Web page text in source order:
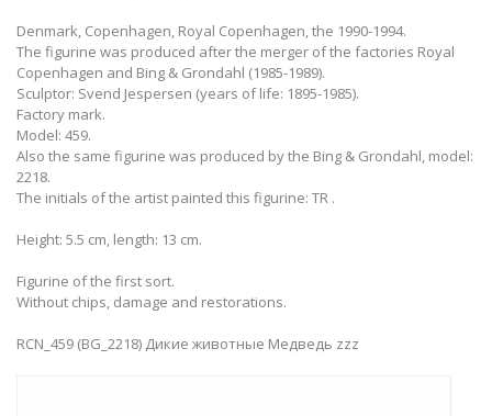
Denmark, Copenhagen, Royal Copenhagen, the 1990-1994.
The figurine was produced after the merger of the factories Royal
Copenhagen and Bing & Grondahl (1985-1989).
Sculptor: Svend Jespersen (years of life: 1895-1985).
Factory mark.
Model: 459.
Also the same figurine was produced by the Bing & Grondahl, model:
2218.
The initials of the artist painted this figurine: TR .
Height: 5.5 cm, length: 13 cm.
Figurine of the first sort.
Without chips, damage and restorations.
RCN_459 (BG_2218) Дикие животные Медведь zzz